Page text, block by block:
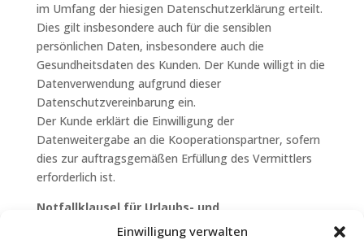
Einwilligung verwalten
im Umfang der hiesigen Datenschutzerklärung erteilt.
Dies gilt insbesondere auch für die sensiblen
persönlichen Daten, insbesondere auch die
Gesundheitsdaten des Kunden. Der Kunde willigt in die
Datenverwendung aufgrund dieser
Datenschutzvereinbarung ein.
Der Kunde erklärt die Einwilligung der
Datenweitergabe an die Kooperationspartner, sofern
dies zur auftragsgemäßen Erfüllung des Vermittlers
erforderlich ist.
Notfallklausel für Urlaubs- und
Krankheitsvertretung